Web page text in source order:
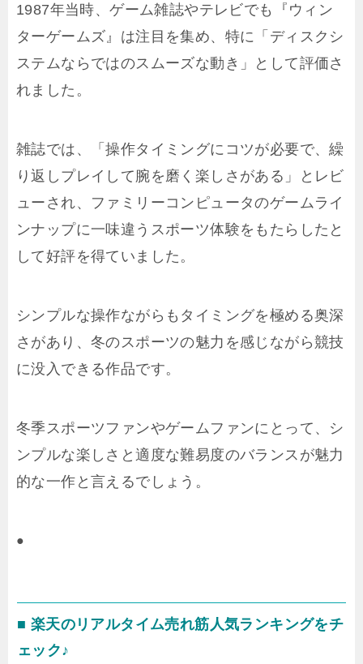
1987年当時、ゲーム雑誌やテレビでも『ウィン
ターゲームズ』は注目を集め、特に「ディスクシ
ステムならではのスムーズな動き」として評価さ
れました。
雑誌では、「操作タイミングにコツが必要で、繰
り返しプレイして腕を磨く楽しさがある」とレビ
ューされ、ファミリーコンピュータのゲームライ
ンナップに一味違うスポーツ体験をもたらしたと
して好評を得ていました。
シンプルな操作ながらもタイミングを極める奥深
さがあり、冬のスポーツの魅力を感じながら競技
に没入できる作品です。
冬季スポーツファンやゲームファンにとって、シ
ンプルな楽しさと適度な難易度のバランスが魅力
的な一作と言えるでしょう。
●
■ 楽天のリアルタイム売れ筋人気ランキングをチ
ェック♪